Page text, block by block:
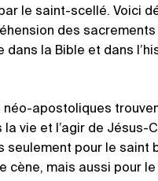
le saint-scellé. Voici
des
dans la Bible et dans
néo-apostoliques
vie et l’agir de Jésus-
seulement pour le saint
cène, mais aussi pour